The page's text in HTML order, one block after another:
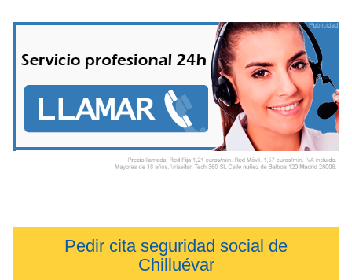
Pedir cita seguridad social de
Chilluévar